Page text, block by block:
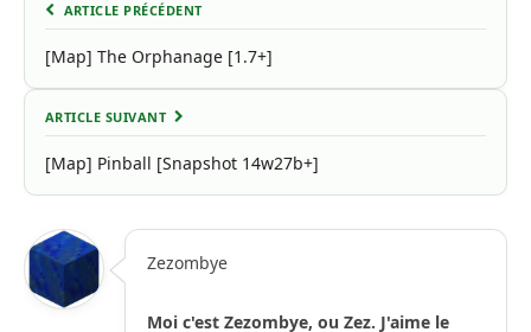
ARTICLE PRÉCÉDENT
[Map] The Orphanage [1.7+]
ARTICLE SUIVANT
[Map] Pinball [Snapshot 14w27b+]
Zezombye
Moi c'est Zezombye, ou Zez. J'aime le